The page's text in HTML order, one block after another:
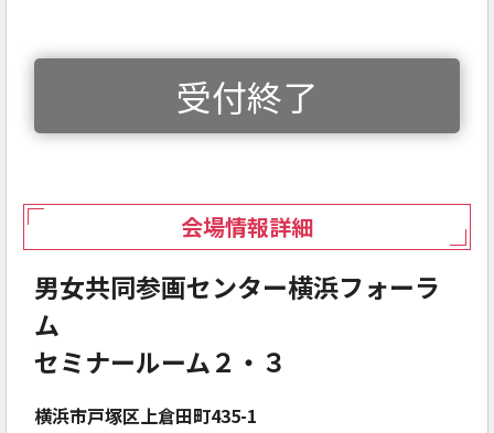
受付終了
会場情報詳細
男女共同参画センター横浜フォーラ
ム
セミナールーム２・３
横浜市戸塚区上倉田町435-1